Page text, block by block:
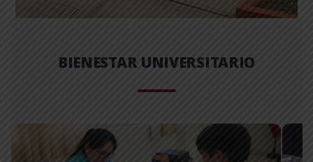
BIENESTAR UNIVERSITARIO